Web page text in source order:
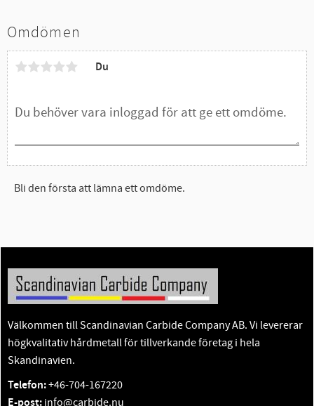
Omdömen
Du
Bli den första att lämna ett omdöme.
Välkommen till Scandinavian Carbide Company AB. Vi levererar
högkvalitativ hårdmetall för tillverkande företag i hela
Skandinavien.
Telefon:+46-704-167220
E-post: info@carbide.nu